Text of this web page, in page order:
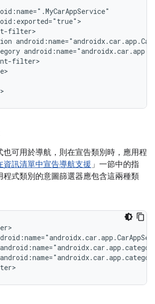
也可用於導航，則在宣告類別時，應用程
資訊清單中宣告導航支援」一節中的指
程式類別的意圖篩選器應包含這兩種類